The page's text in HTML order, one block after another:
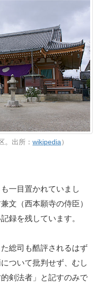
。出所： wikipedia）
一目置かれていまし
文（西本願寺の侍臣）
録を残しています。
総司も酷評されるはず
ついて批判せず、むし
剣法者」と記すのみで